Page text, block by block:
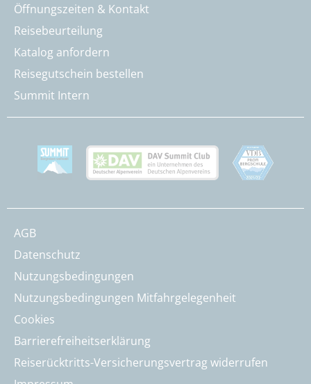
Öffnungszeiten & Kontakt
Reisebeurteilung
Katalog anfordern
Reisegutschein bestellen
Summit Intern
AGB
Datenschutz
Nutzungsbedingungen
Nutzungsbedingungen Mitfahrgelegenheit
Cookies
Barrierefreiheitserklärung
Reiserücktritts-Versicherungsvertrag widerrufen